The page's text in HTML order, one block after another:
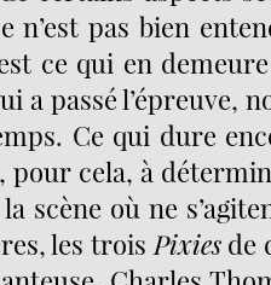
n’est pas bien
ce qui en
a passé l’épreuve,
Ce qui dure
cela, à
scène où ne
les trois Pixiesde